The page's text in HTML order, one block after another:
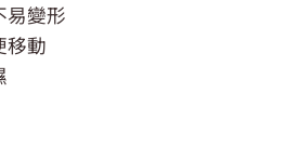
。
變形
移動